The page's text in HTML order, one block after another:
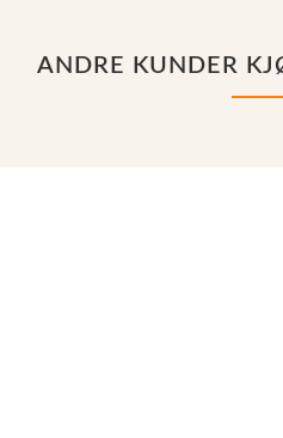
ANDRE KUNDER